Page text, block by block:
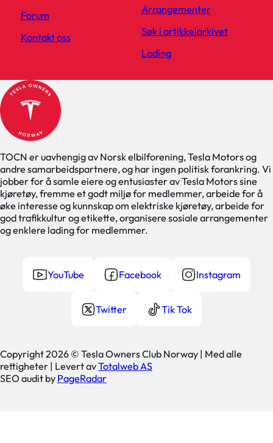
TOCN er uavhengig av Norsk elbilforening, Tesla Motors og
andre samarbeidspartnere, og har ingen politisk forankring. Vi
jobber for å samle eiere og entusiaster av Tesla Motors sine
kjøretøy, fremme et godt miljø for medlemmer, arbeide for å
øke interesse og kunnskap om elektriske kjøretøy, arbeide for
god trafikkultur og etikette, organisere sosiale arrangementer
og enklere lading for medlemmer.
YouTube Facebook Instagram
Twitter Tik Tok
Copyright 2026 © Tesla Owners Club Norway | Med alle
rettigheter | Levert avTotalweb AS
SEO audit by PageRadar
Forum
Kontakt oss
Arrangementer
Søk i artikkelarkivet
Lading